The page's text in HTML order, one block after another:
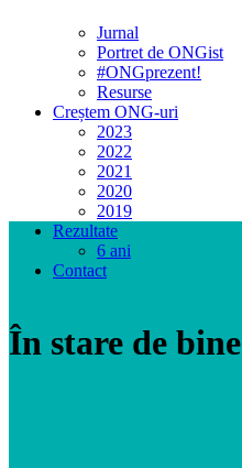
Jurnal
Portret de ONGist
#ONGprezent!
Resurse
Creștem ONG-uri
2023
2022
2021
2020
2019
Rezultate
6 ani
Contact
În stare de bine